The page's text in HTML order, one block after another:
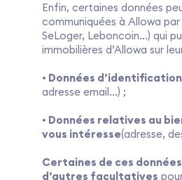
Enfin, certaines données
communiquées à Allowa
SeLoger, Leboncoin...) qui
immobilières d’Allowa sur
• Données d’identification
adresse email...) ;
• Données relatives au
vous intéresse(adresse,
Certaines de ces
d’autres facultatives